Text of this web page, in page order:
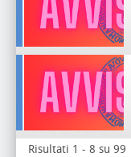
Risultati 1 - 8 su 99